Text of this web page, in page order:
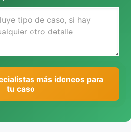
más idoneos para
tu caso